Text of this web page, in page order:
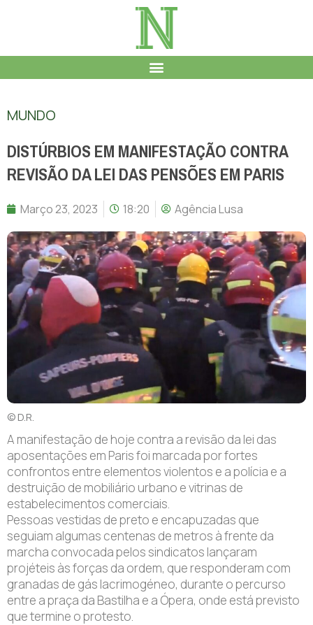
MUNDO
DISTÚRBIOS EM MANIFESTAÇÃO CONTRA
REVISÃO DA LEI DAS PENSÕES EM PARIS
Março 23, 2023 18:20 Agência Lusa
© D.R.
A manifestação de hoje contra a revisão da lei das
aposentações em Paris foi marcada por fortes
confrontos entre elementos violentos e a polícia e a
destruição de mobiliário urbano e vitrinas de
estabelecimentos comerciais.
Pessoas vestidas de preto e encapuzadas que
seguiam algumas centenas de metros à frente da
marcha convocada pelos sindicatos lançaram
projéteis às forças da ordem, que responderam com
granadas de gás lacrimogéneo, durante o percurso
entre a praça da Bastilha e a Ópera, onde está previsto
que termine o protesto.